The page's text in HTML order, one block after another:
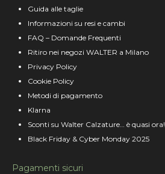
Guida alle taglie
Informazioni su resi e cambi
FAQ – Domande Frequenti
Ritiro nei negozi WALTER a Milano
Privacy Policy
Cookie Policy
Metodi di pagamento
Klarna
Sconti su Walter Calzature… è quasi ora!
Black Friday & Cyber Monday 2025
Pagamenti sicuri